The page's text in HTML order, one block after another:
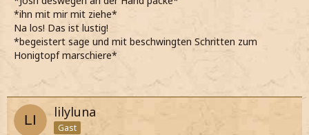
*ihn mit mir mit ziehe*
Na los! Das ist lustig!
*begeistert sage und mit beschwingten Schritten zum
Honigtopf marschiere*
lilyluna
Gast